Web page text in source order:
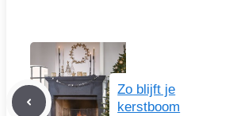
Zo blijft je
kerstboom